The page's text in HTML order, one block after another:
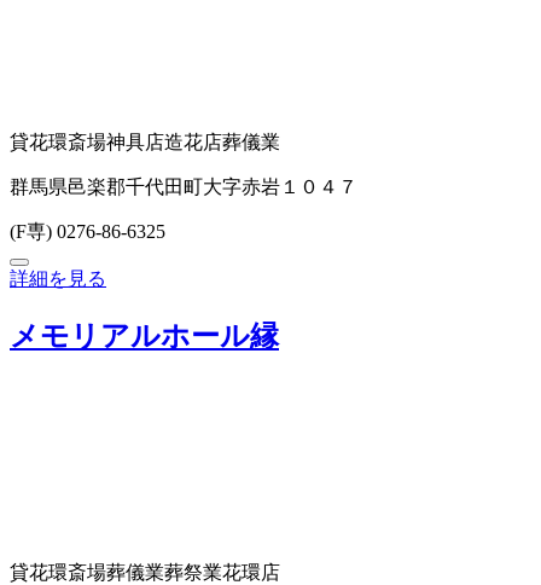
貸花環斎場神具店造花店葬儀業
群馬県邑楽郡千代田町大字赤岩１０４７
(F専) 0276-86-6325
詳細を見る
メモリアルホール縁
貸花環斎場葬儀業葬祭業花環店